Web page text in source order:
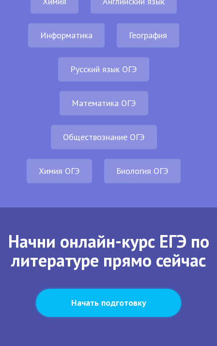
Информатика География
Русский язык ОГЭ
Математика ОГЭ
Обществознание ОГЭ
Химия ОГЭ Биология ОГЭ
Начни онлайн-курс ЕГЭ по
литературе прямо сейчас
Начать подготовку